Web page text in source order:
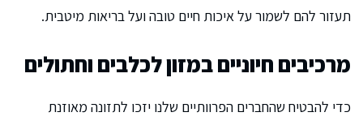
תעזור להם לשמור על איכות חיים טובה ועל בריאות מיטבית.
מרכיבים חיוניים במזון לכלבים וחתולים
כדי להבטיח שהחברים הפרוותיים שלנו יזכו לתזונה מאוזנת